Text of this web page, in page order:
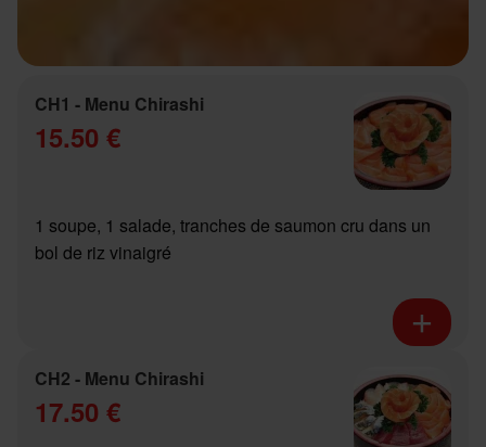
CH1 - Menu Chirashi
15.50 €
1 soupe, 1 salade, tranches de saumon cru dans un
bol de riz vinaigré
CH2 - Menu Chirashi
17.50 €